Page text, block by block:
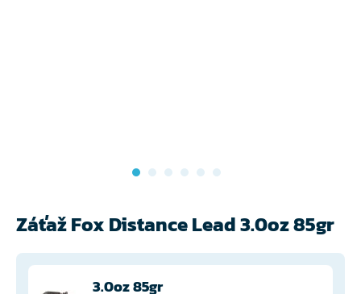
Záťaž Fox Distance Lead 3.0oz 85gr
3.0oz 85gr